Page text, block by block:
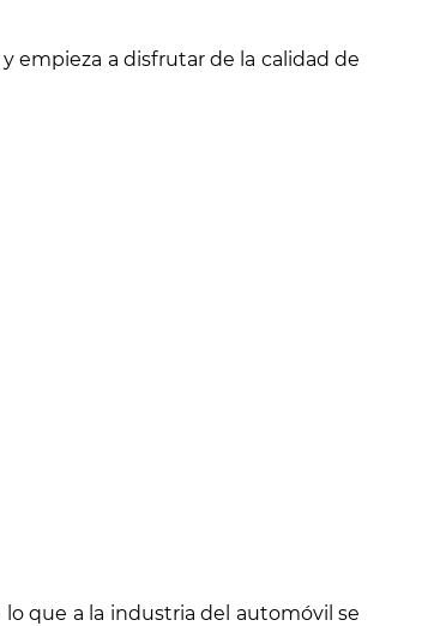
empieza a disfrutar de la calidad de
que a la industria del automóvil se